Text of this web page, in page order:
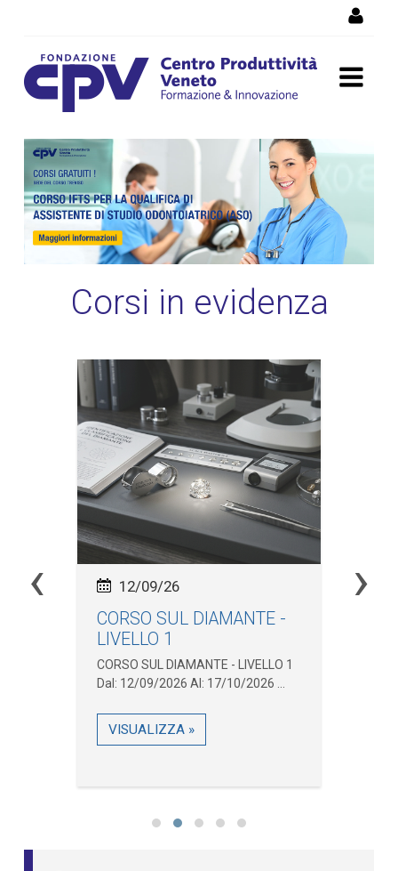
Corsi di formazione
Vicenza, corsi professionali
e per disoccupati
Corsi in evidenza
CORSO SUL DIAMANTE -
LIVELLO 1
CORSO SUL DIAMANTE - LIVELLO 1
Dal: 12/09/2026 Al: 17/10/2026 ...
VISUALIZZA »
12/09/26
‹ ›